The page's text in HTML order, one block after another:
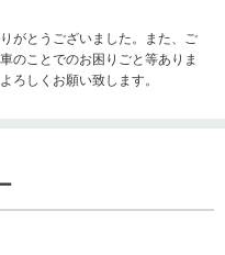
がとうございました。また、ご
のことでのお困りごと等ありま
ろしくお願い致します。